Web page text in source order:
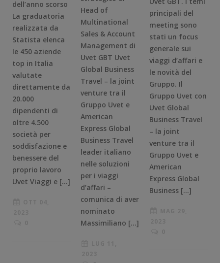
dell’anno scorso
La graduatoria
realizzata da
Statista elenca
le 450 aziende
top in Italia
valutate
direttamente da
20.000
dipendenti di
oltre 4.500
società per
soddisfazione e
benessere del
proprio lavoro
Uvet Viaggi e […]
Head of
Multinational
Sales & Account
Management di
Uvet GBT Uvet
Global Business
Travel – la joint
venture tra il
Gruppo Uvet e
American
Express Global
Business Travel
leader italiano
nelle soluzioni
per i viaggi
d’affari –
comunica di aver
nominato
Massimiliano […]
principali del
meeting sono
stati un focus
generale sui
viaggi d’affari e
le novità del
Gruppo. Il
Gruppo Uvet con
Uvet Global
Business Travel
– la joint
venture tra il
Gruppo Uvet e
American
Express Global
Business […]